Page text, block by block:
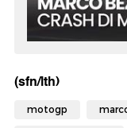
(sfn/lth)
motogp